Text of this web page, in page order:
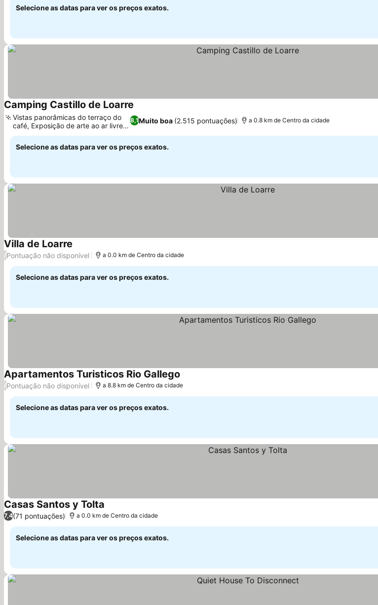
Selecione as datas para ver os preços exatos.
Camping Castillo de Loarre
8,1Muito boa (2.515 pontuações)
Vistas panorâmicas do terraço do
café, Exposição de arte ao ar livre
única
a 0.8 km de Centro da cidade
Selecione as datas para ver os preços exatos.
Villa de Loarre Ver preços
/Pontuação não disponível a 0.0 km de Centro da cidade
Selecione as datas para ver os preços exatos.
Apartamentos Turisticos Rio Gallego
/Pontuação não disponível a 8.8 km de Centro da cidade
Selecione as datas para ver os preços exatos.
Casas Santos y Tolta
7,4(71 pontuações) a 0.0 km de Centro da cidade
Selecione as datas para ver os preços exatos.